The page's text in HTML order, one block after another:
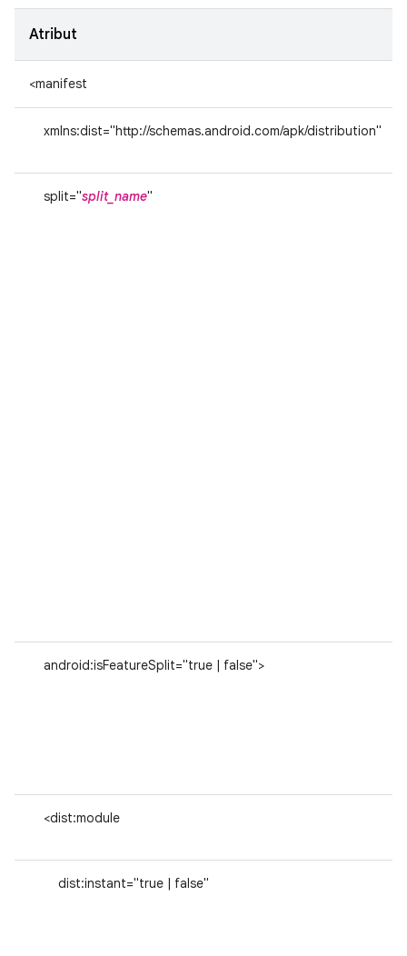
Atribut
<manifest
xmlns:dist="http://schemas.android.com/apk/distribution"
split="split_name"
android:isFeatureSplit="true | false">
<dist:module
dist:instant="true | false"